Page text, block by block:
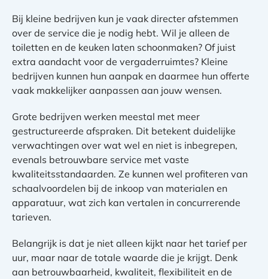
Bij kleine bedrijven kun je vaak directer afstemmen
over de service die je nodig hebt. Wil je alleen de
toiletten en de keuken laten schoonmaken? Of juist
extra aandacht voor de vergaderruimtes? Kleine
bedrijven kunnen hun aanpak en daarmee hun offerte
vaak makkelijker aanpassen aan jouw wensen.
Grote bedrijven werken meestal met meer
gestructureerde afspraken. Dit betekent duidelijke
verwachtingen over wat wel en niet is inbegrepen,
evenals betrouwbare service met vaste
kwaliteitsstandaarden. Ze kunnen wel profiteren van
schaalvoordelen bij de inkoop van materialen en
apparatuur, wat zich kan vertalen in concurrerende
tarieven.
Belangrijk is dat je niet alleen kijkt naar het tarief per
uur, maar naar de totale waarde die je krijgt. Denk
aan betrouwbaarheid, kwaliteit, flexibiliteit en de